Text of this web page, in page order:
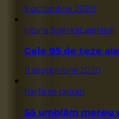
9 octombrie 2020
Istoria BisericiiCatehism
Cele 95 de teze
11 septembrie 2020
Harfa de cantari
Să umblăm mereu